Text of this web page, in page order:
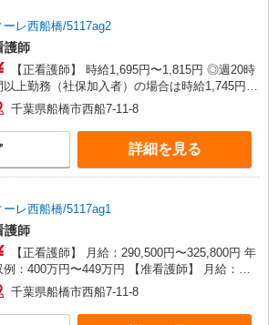
レ西船橋/5117ag2
護師
【正看護師】 時給1,695円〜1,815円 ◎週20時
以上勤務（社保加入者）の場合は時給1,745円〜
准看護師】 時給1,395円〜1,515円 ◎週
時間以上勤務（社保加入者）の場合は時給1,445
円 ※各種手当込 ※時給は経験により異
千葉県船橋市西船7-11-8
詳細を見る
レ西船橋/5117ag1
護師
【正看護師】 月給：290,500円〜325,800円 年
：400万円〜449万円 【准看護師】 月給：
円〜300,100円 年収例：364万円〜413万円
与】あり（年2回） ※月給は職務手当、働き
い向上手当、日祝手当（月平均2回分）等、 毎
千葉県船橋市西船7-11-8